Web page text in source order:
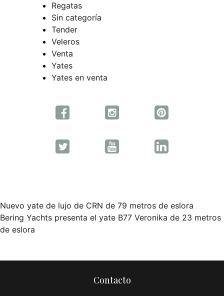
Regatas
Sin categoría
Tender
Veleros
Venta
Yates
Yates en venta
Navegación
de
Nuevo yate de lujo de CRN de 79 metros de eslora
Bering Yachts presenta el yate B77 Veronika de 23 metros
de eslora
Contacto